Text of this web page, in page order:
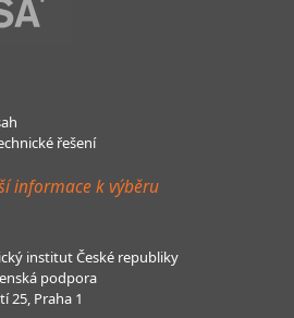
řešení
informace k výběru
institut České republiky
podpora
25, Praha 1